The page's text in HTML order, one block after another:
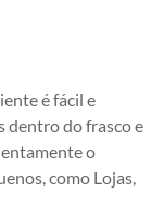
é fácil e
dentro do frasco e
o
como Lojas,